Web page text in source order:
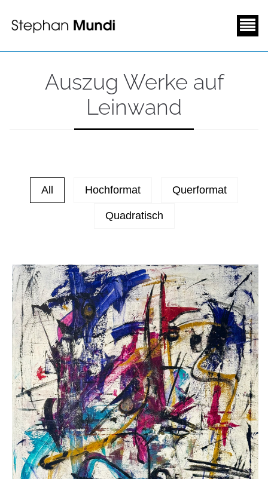
Auszug Werke auf
Leinwand
All Hochformat Querformat
Quadratisch